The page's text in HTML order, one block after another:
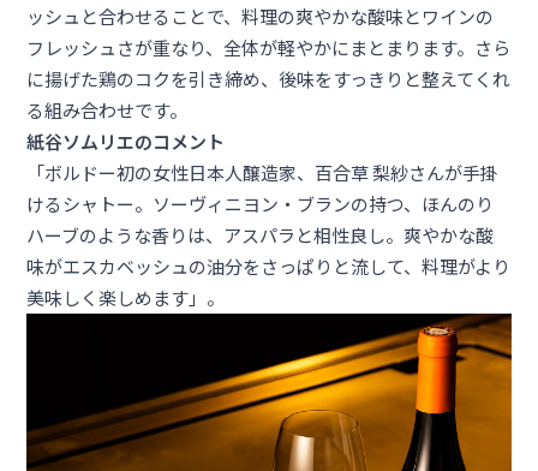
ッシュと合わせることで、料理の爽やかな酸味とワインの
フレッシュさが重なり、全体が軽やかにまとまります。さら
に揚げた鶏のコクを引き締め、後味をすっきりと整えてくれ
る組み合わせです。
紙谷ソムリエのコメント
「ボルドー初の女性日本人醸造家、百合草 梨紗さんが手掛
けるシャトー。ソーヴィニヨン・ブランの持つ、ほんのり
ハーブのような香りは、アスパラと相性良し。爽やかな酸
味がエスカベッシュの油分をさっぱりと流して、料理がより
美味しく楽しめます」。